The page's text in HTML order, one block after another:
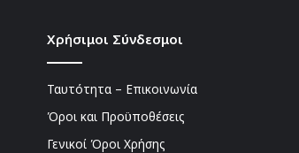
Χρήσιμοι Σύνδεσμοι
Ταυτότητα – Επικοινωνία
Όροι και Προϋποθέσεις
Γενικοί Όροι Χρήσης